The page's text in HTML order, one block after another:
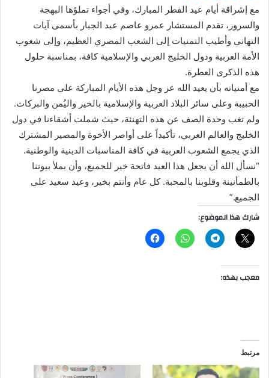
مع إشراقة أيام عيد الفطر المبارك، وفي أجواء تملؤها البهجة
والسرور، تقدم المستشار عمرو عاصم عبد الجبار بأسمى آيات
التهاني وأطيب التمنيات إلى الشعب المصري العظيم، وإلى شعوب
الأمة العربية ودول الخليج العربي والإسلامية كافة، بمناسبة حلول
هذه الذكرى العطرة.
مع أمنياته بأن يعيد الله عز وجل هذه الأيام المباركة على مصرنا
الحبيبة وعلى سائر البلاد العربية والإسلامية بالخير واليُمن والبركات.
ولم تغب وحدة الصف عن هذه التهنئة، حيث شملت أشقاءنا في دول
الخليج والعالم العربي، تأكيداً على أواصر الأخوة والمصير المشترك
الذي يجمع الشعوب العربية في كافة المناسبات الدينية والوطنية.
“نسأل الله أن يجعل هذا العيد فاتحة خير للجميع، وأن يملأ بيوتنا
بالطمأنينة وقلوبنا بالمحبة. كل عام وأنتم بخير، وعيد سعيد على
الجميع.”
شارك هذا الموضوع:
معجب بهذه:
مرتبط